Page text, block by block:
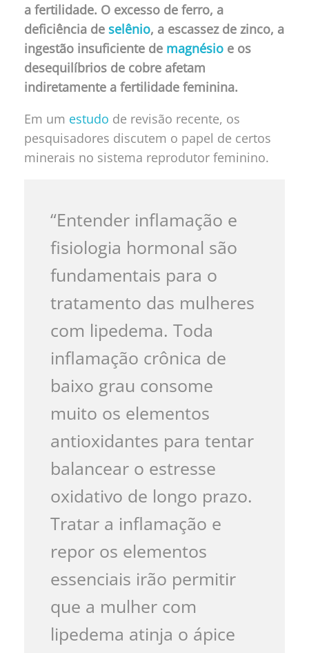
a fertilidade. O excesso de ferro, a
deficiência de selênio, a escassez de zinco, a
ingestão insuficiente de magnésio e os
desequilíbrios de cobre afetam
indiretamente a fertilidade feminina.
Em um estudo de revisão recente, os
pesquisadores discutem o papel de certos
minerais no sistema reprodutor feminino.
“Entender inflamação e
fisiologia hormonal são
fundamentais para o
tratamento das mulheres
com lipedema. Toda
inflamação crônica de
baixo grau consome
muito os elementos
antioxidantes para tentar
balancear o estresse
oxidativo de longo prazo.
Tratar a inflamação e
repor os elementos
essenciais irão permitir
que a mulher com
lipedema atinja o ápice